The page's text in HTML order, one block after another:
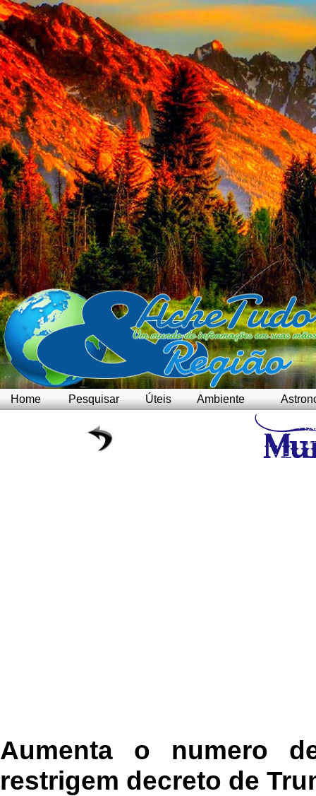
Home Pesquisar Úteis Ambiente
Aumenta o numero
restrigem decreto de